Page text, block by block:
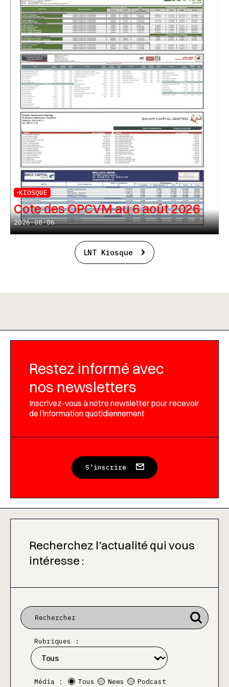
KIOSQUE
Cote des OPCVM au 6 août 2026
2026-08-06
LNT Kiosque
Restez informé avec
nos newsletters
Inscrivez-vous à notre newsletter pour recevoir
de l’information quotidiennement
S'inscrire
Recherchez l'actualité qui vous
intéresse :
Rubriques :
Média : Tous News
Podcast